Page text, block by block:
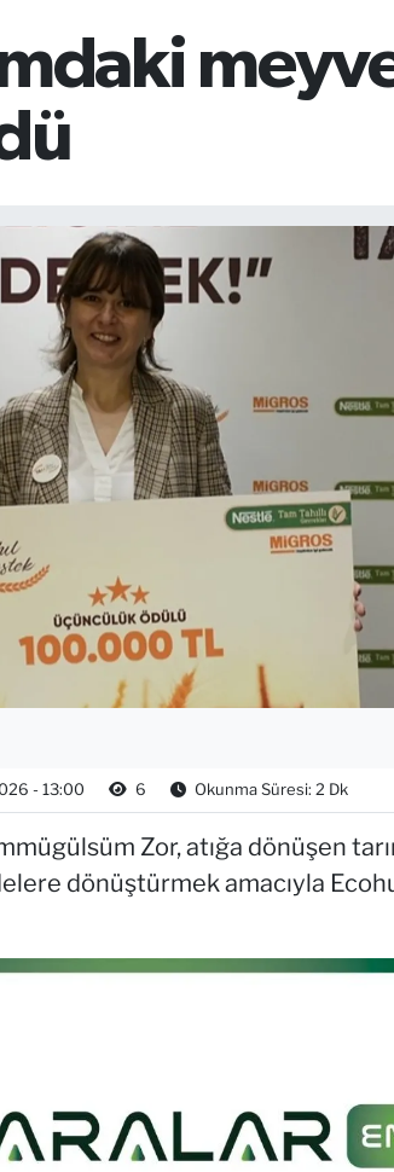
- 13:00 6 Okunma Süresi: 2 Dk
Zor, atığa dönüşen
dönüştürmek amacıyla